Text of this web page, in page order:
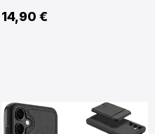
14,90 €